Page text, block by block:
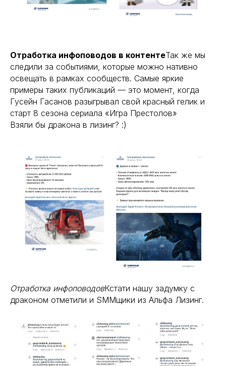
Отработка инфоповодов в контентеТак же мы
следили за событиями, которые можно нативно
освещать в рамках сообществ. Самые яркие
примеры таких публикаций — это момент, когда
Гусейн Гасанов разыгрывал свой красный гелик и
старт 8 сезона сериала «Игра Престолов»
Взяли бы дракона в лизинг? :)
Отработка инфоповодовКстати нашу задумку с
драконом отметили и SMMщики из Альфа Лизинг.